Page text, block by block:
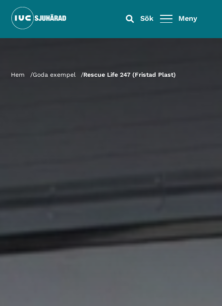
Sök Meny
Hem Goda exempel Rescue Life 247 (Fristad Plast)